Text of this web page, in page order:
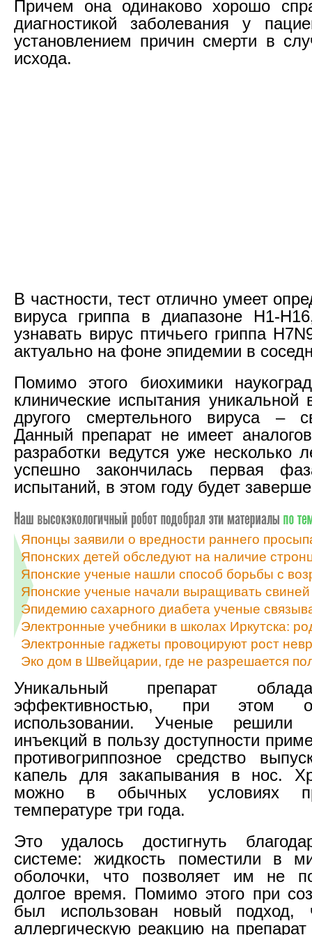
Причем она одинаково хорошо
диагностикой заболевания у
установлением причин смерти в
исхода.
В частности, тест отлично умеет
вируса гриппа в диапазоне H1-
узнавать вирус птичьего гриппа
актуально на фоне эпидемии в
Помимо этого биохимики
клинические испытания уникальной
другого смертельного вируса –
Данный препарат не имеет
разработки ведутся уже несколько
успешно закончилась первая
испытаний, в этом году будет
Японцы заявили о вредности раннего
Японских детей обследуют на наличие
Японские ученые нашли способ борьбы с
Японские ученые начали выращивать
Эпидемию сахарного диабета ученые
Электронные учебники в школах Иркутска:
Электронные гаджеты провоцируют рост
Эко дом в Швейцарии, где не разрешается
Уникальный препарат
эффективностью, при
использовании. Ученые решили
инъекций в пользу доступности
противогриппозное средство
капель для закапывания в нос.
можно в обычных условиях
температуре три года.
Это удалось достигнуть
системе: жидкость поместили в
оболочки, что позволяет им не
долгое время. Помимо этого при
был использован новый подход,
аллергическую реакцию на